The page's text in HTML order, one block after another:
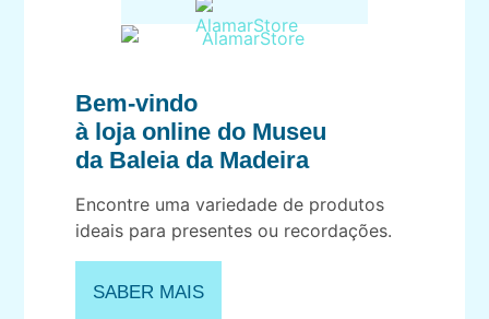
Bem-vindo
à loja online do Museu
da Baleia da Madeira
Encontre uma variedade de produtos
ideais para presentes ou recordações.
SABER MAIS